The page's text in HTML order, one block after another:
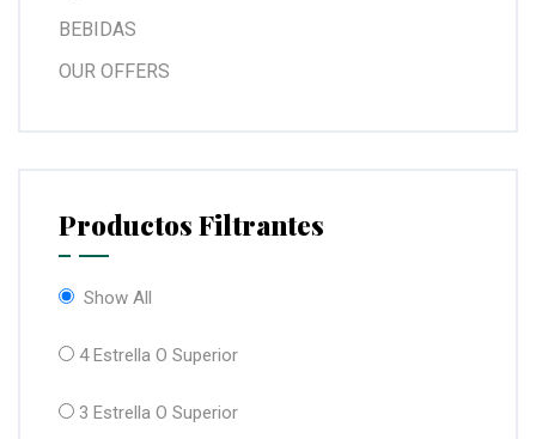
BEBIDAS
OUR OFFERS
Productos Filtrantes
Show All
4 Estrella O Superior
3 Estrella O Superior